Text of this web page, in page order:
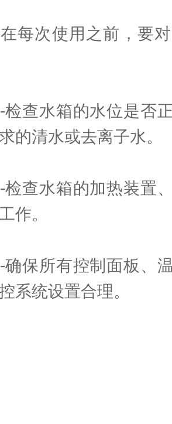
次使用之前，要对
水箱的水位是否正
的清水或去离子水。
水箱的加热装置、
作。
所有控制面板、温
系统设置合理。